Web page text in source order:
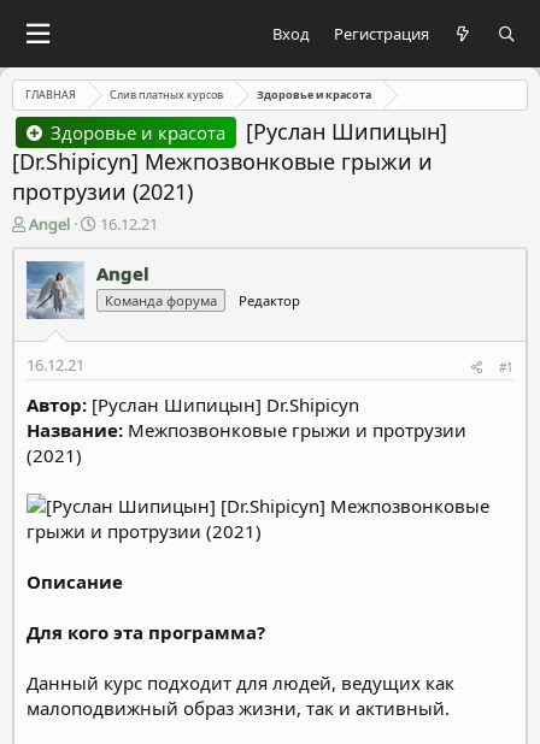
Вход Регистрация
ГЛАВНАЯ Слив платных курсов Здоровье и красота
Здоровье и красота
[Руслан Шипицын]
[Dr.Shipicyn] Межпозвонковые грыжи и
протрузии (2021)
А
в
т
о
р
м
ы
Angel
Д
а
т
а
н
а
л
а
16.12.21
Angel
Команда форума Редактор
16.12.21 #1
Автор: [Руслан Шипицын] Dr.Shipicyn
Название: Межпозвонковые грыжи и протрузии
(2021)
Описание
Для кого эта программа?
Данный курс подходит для людей, ведущих как
малоподвижный образ жизни, так и активный.